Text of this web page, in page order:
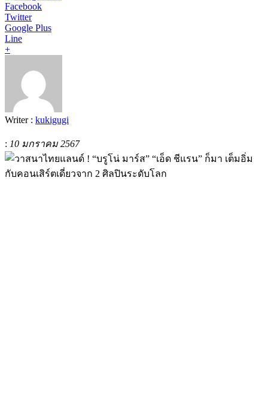
Facebook
Twitter
Google Plus
Line
+
Writer : kukigugi
: 10 มกราคม 2567